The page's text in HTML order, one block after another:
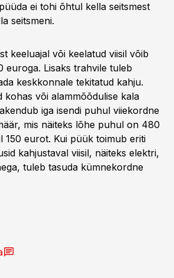
ei tohi õhtul kella seitsmest
seitsmeni.
keeluajal või keelatud viisil võib
euroga. Lisaks trahvile tuleb
keskkonnale tekitatud kahju.
kohas või alammõõdulise kala
iga isendi puhul viiekordne
mis näiteks lõhe puhul on 480
150 eurot. Kui püük toimub eriti
kahjustaval viisil, näiteks elektri,
tuleb tasuda kümnekordne